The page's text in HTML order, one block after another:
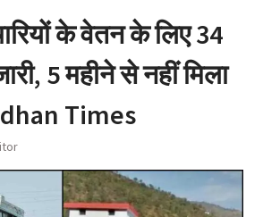
के वेतन के लिए 34
5 महीने से नहीं मिला
Times